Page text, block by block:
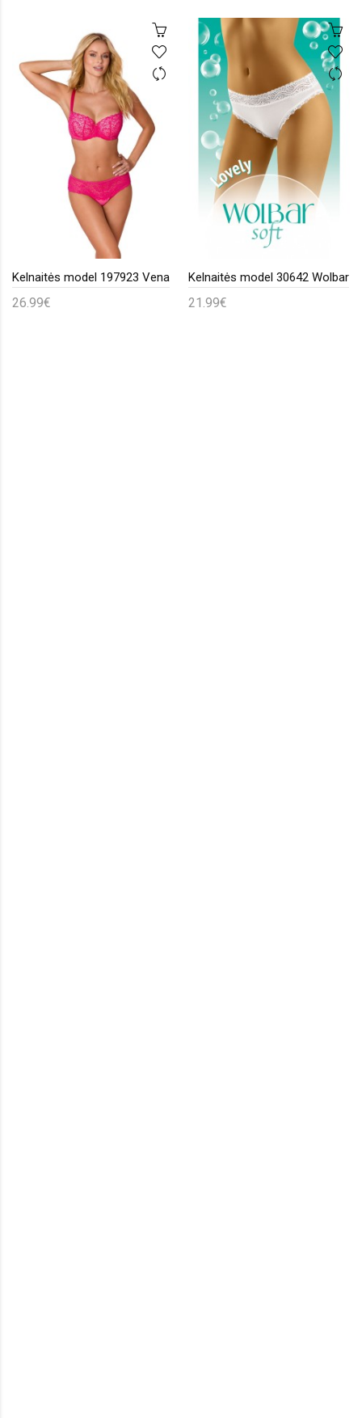
Kelnaitės model 197923 Vena
26.99€
Kelnaitės model 30642 Wolbar
21.99€